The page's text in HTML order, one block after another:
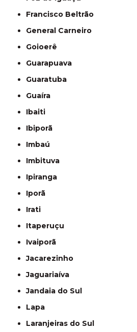
Francisco Beltrão
General Carneiro
Goioerê
Guarapuava
Guaratuba
Guaíra
Ibaiti
Ibiporã
Imbaú
Imbituva
Ipiranga
Iporã
Irati
Itaperuçu
Ivaiporã
Jacarezinho
Jaguariaíva
Jandaia do Sul
Lapa
Laranjeiras do Sul